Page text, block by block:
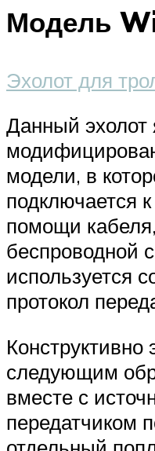
Модель
Эхолот для
Данный эхолот
модели, в
подключается
помощи
беспроводной
используется
протокол
Конструктивно
следующим
вместе с
передатчиком